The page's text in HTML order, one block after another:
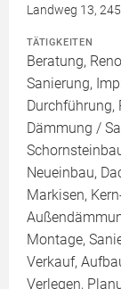
Landweg 13,
TÄTIGKEITEN
Beratung,
Sanierung,
Durchführung,
Dämmung /
Neueinbau,
Markisen,
Montage,
Verkauf,
Verlegen,